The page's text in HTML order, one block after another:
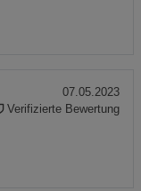
07.05.2023
Verifizierte Bewertung